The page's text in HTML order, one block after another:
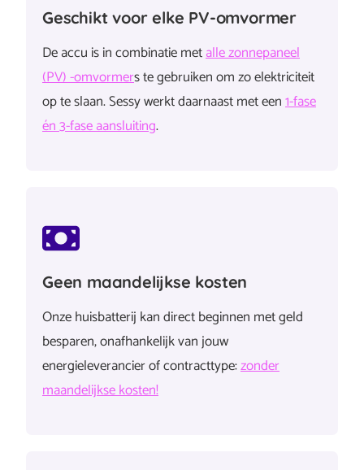
Geschikt voor elke PV-omvormer
De accu is in combinatie metalle zonnepaneel
(PV) -omvormers te gebruiken om zo elektriciteit
op te slaan. Sessy werkt daarnaast met een1-fase
én 3-fase aansluiting.
Geen maandelijkse kosten
Onze huisbatterij kan direct beginnen met geld
besparen, onafhankelijk van jouw
energieleverancier of contracttype:zonder
maandelijkse kosten!